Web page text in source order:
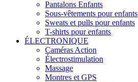
Pantalons Enfants
Sous-vêtements pour enfants
Sweats et pulls pour enfants
T-shirts pour enfants
ÉLECTRONIQUE
Caméras Action
Électrostimulation
Massage
Montres et GPS